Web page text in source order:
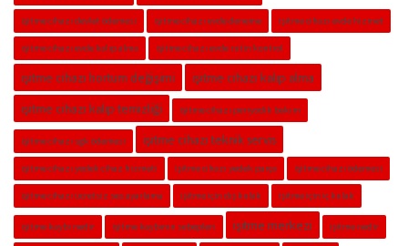
işitme cihazı devlet ödemesi işitme cihazı evde deneme işitme cihazı evde hizmet
işitme cihazı evde kalıp alma işitme cihazı evde rutin kontrol
işitme cihazı hortum değişimi
işitme cihazı kalıp alma
işitme cihazı kalıp temizliği
işitme cihazı periyodik bakım
işitme cihazı sgk ödemesi işitme cihazı teknik servis
işitme cihazı yedek cihaz hizmeti işitme cihazı yedek parça işitme cihazı ödemesi
işitme cihazı ücretsiz ses ayarlama işitme için dış kulak işitme için iç kulak
işitme kaybı nedir işitme kaybının sebepleri işitme merkezi işitme nedir